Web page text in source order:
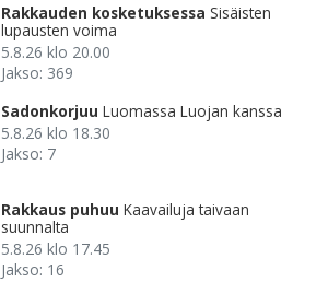
Rakkauden kosketuksessa Sisäisten
lupausten voima
5.8.26 klo 20.00
Jakso: 369
Sadonkorjuu Luomassa Luojan kanssa
5.8.26 klo 18.30
Jakso: 7
Rakkaus puhuu Kaavailuja taivaan
suunnalta
5.8.26 klo 17.45
Jakso: 16